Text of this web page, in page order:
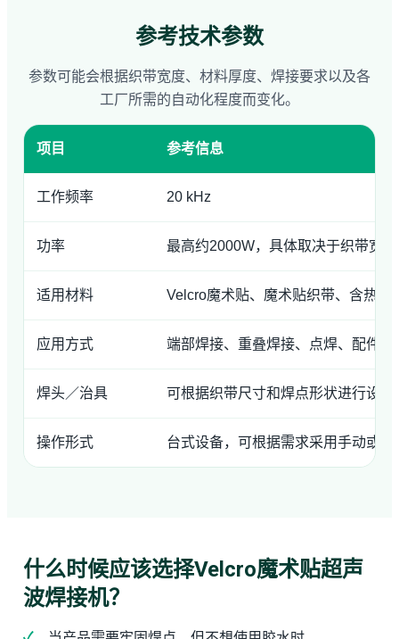
参考技术参数
参数可能会根据织带宽度、材料厚度、焊接要求以及各
工厂所需的自动化程度而变化。
项目 参考信息
工作频率 20 kHz
功率 最高约2000W，具体取决于织带宽
适用材料 Velcro魔术贴、魔术贴织带、含热塑
应用方式 端部焊接、重叠焊接、点焊、配件细
焊头／治具 可根据织带尺寸和焊点形状进行设计
操作形式 台式设备，可根据需求采用手动或半
什么时候应该选择Velcro魔术贴超声
波焊接机？